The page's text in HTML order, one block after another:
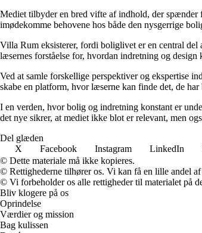
Mediet tilbyder en bred vifte af indhold, der spænder
imødekomme behovene hos både den nysgerrige
Villa Rum eksisterer, fordi boliglivet er en central
læsernes forståelse for, hvordan indretning og
Ved at samle forskellige perspektiver og ekspertise
skabe en platform, hvor læserne kan finde det, de
I en verden, hvor bolig og indretning konstant er
det nye sikrer, at mediet ikke blot er relevant, men
Del glæden
X
Facebook Instagram LinkedIn
© Dette materiale må ikke kopieres.
© Rettighederne tilhører os. Vi kan få en lille andel
© Vi forbeholder os alle rettigheder til materialet på
Bliv klogere på os
Oprindelse
Værdier og mission
Bag kulissen